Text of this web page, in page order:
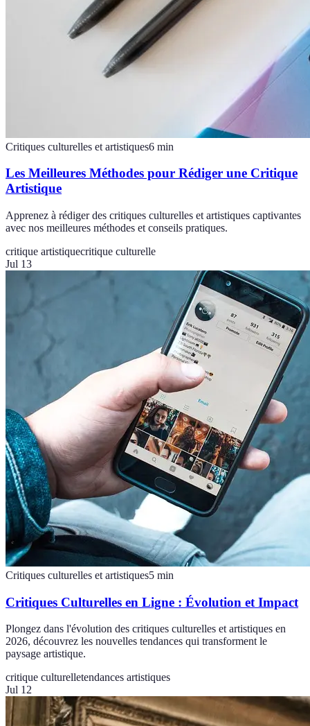
Critiques culturelles et artistiques6 min
Les Meilleures Méthodes pour Rédiger une Critique
Artistique
Apprenez à rédiger des critiques culturelles et artistiques captivantes
avec nos meilleures méthodes et conseils pratiques.
critique artistiquecritique culturelle
Jul 13
Critiques culturelles et artistiques5 min
Critiques Culturelles en Ligne : Évolution et Impact
Plongez dans l'évolution des critiques culturelles et artistiques en
2026, découvrez les nouvelles tendances qui transforment le
paysage artistique.
critique culturelletendances artistiques
Jul 12